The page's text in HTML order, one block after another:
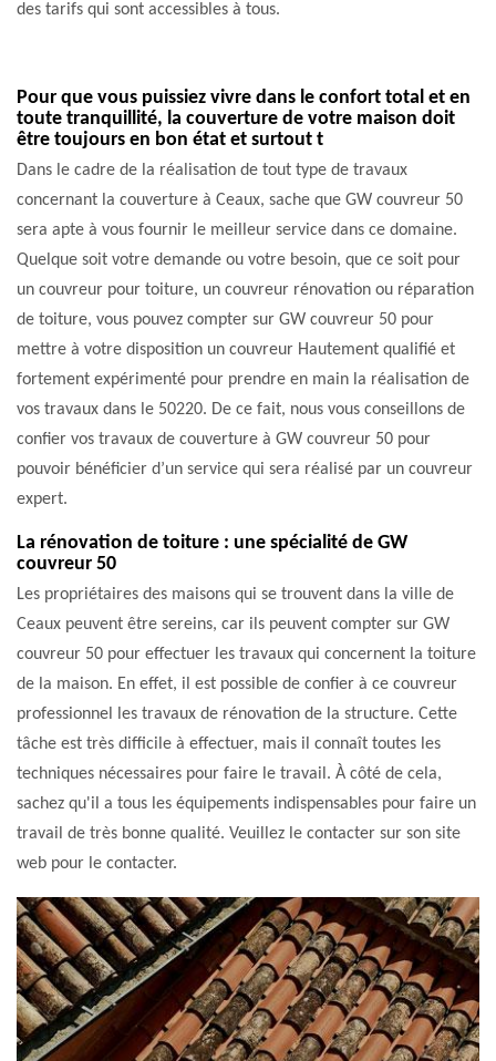
des tarifs qui sont accessibles à tous.
Pour que vous puissiez vivre dans le confort total et en
toute tranquillité, la couverture de votre maison doit
être toujours en bon état et surtout t
Dans le cadre de la réalisation de tout type de travaux
concernant la couverture à Ceaux, sache que GW couvreur 50
sera apte à vous fournir le meilleur service dans ce domaine.
Quelque soit votre demande ou votre besoin, que ce soit pour
un couvreur pour toiture, un couvreur rénovation ou réparation
de toiture, vous pouvez compter sur GW couvreur 50 pour
mettre à votre disposition un couvreur Hautement qualifié et
fortement expérimenté pour prendre en main la réalisation de
vos travaux dans le 50220. De ce fait, nous vous conseillons de
confier vos travaux de couverture à GW couvreur 50 pour
pouvoir bénéficier d’un service qui sera réalisé par un couvreur
expert.
La rénovation de toiture : une spécialité de GW
couvreur 50
Les propriétaires des maisons qui se trouvent dans la ville de
Ceaux peuvent être sereins, car ils peuvent compter sur GW
couvreur 50 pour effectuer les travaux qui concernent la toiture
de la maison. En effet, il est possible de confier à ce couvreur
professionnel les travaux de rénovation de la structure. Cette
tâche est très difficile à effectuer, mais il connaît toutes les
techniques nécessaires pour faire le travail. À côté de cela,
sachez qu'il a tous les équipements indispensables pour faire un
travail de très bonne qualité. Veuillez le contacter sur son site
web pour le contacter.